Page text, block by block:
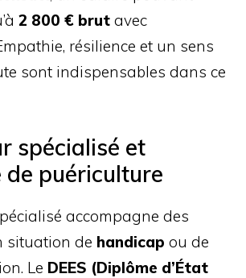
2 800 € brut avec
résilience et un sens
sont indispensables dans ce
spécialisé et
puériculture
accompagne des
situation de handicap ou de
Le DEES (Diplôme d’État